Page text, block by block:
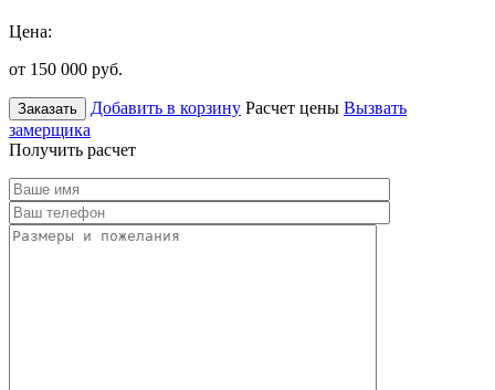
Цена:
от 150 000 руб.
Заказать Добавить в корзину Расчет цены Вызвать
замерщика
Получить расчет